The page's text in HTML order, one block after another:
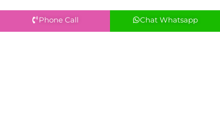
Phone Call Chat Whatsapp